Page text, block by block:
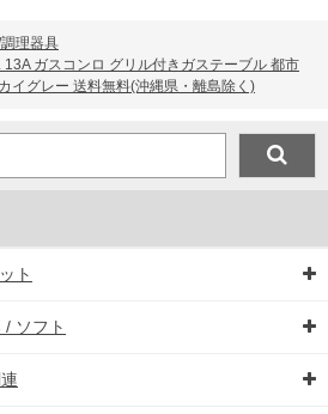
理器具
ガスコンロ グリル付きガステーブル 都市
イグレー 送料無料(沖縄県・離島除く)
ト
ソフト